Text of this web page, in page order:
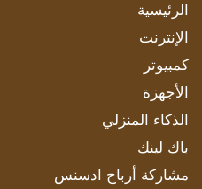
الرئيسية
الإنترنت
كمبيوتر
الأجهزة
الذكاء المنزلي
باك لينك
مشاركة أرباح ادسنس